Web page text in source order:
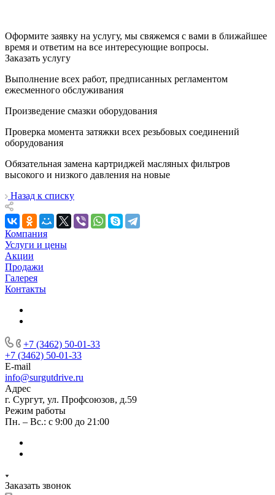
Оформите заявку на услугу, мы свяжемся с вами в ближайшее
время и ответим на все интересующие вопросы.
Заказать услугу
Выполнение всех работ, предписанных регламентом
ежесменного обслуживания
Произведение смазки оборудования
Проверка момента затяжки всех резьбовых соединений
оборудования
Обязательная замена картриджей масляных фильтров
высокого и низкого давления на новые
Назад к списку
Компания
Услуги и цены
Акции
Продажи
Галерея
Контакты
+7 (3462) 50-01-33
+7 (3462) 50-01-33
E-mail
info@surgutdrive.ru
Адрес
г. Сургут, ул. Профсоюзов, д.59
Режим работы
Пн. – Вс.: с 9:00 до 21:00
Заказать звонок